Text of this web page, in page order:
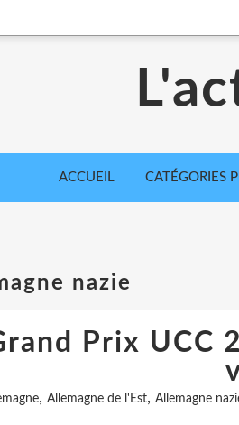
ACCUEIL CATÉGORIES
nazie
Prix UCC
, Allemagne de l'Est, Allemagne